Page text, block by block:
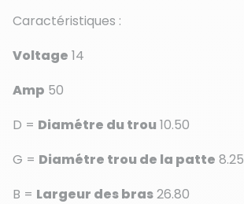
Caractéristiques :
Voltage 14
Amp 50
D = Diamétre du trou 10.50
G = Diamétre trou de la patte 8.25
B = Largeur des bras26.80